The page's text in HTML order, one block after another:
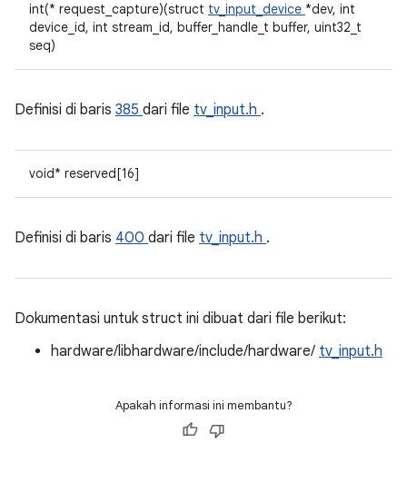
int(* request_capture)(struct tv_input_device *dev, int
device_id, int stream_id, buffer_handle_t buffer, uint32_t
seq)
Definisi di baris 385 dari file tv_input.h .
void* reserved[16]
Definisi di baris 400 dari file tv_input.h .
Dokumentasi untuk struct ini dibuat dari file berikut:
hardware/libhardware/include/hardware/ tv_input.h
Apakah informasi ini membantu?